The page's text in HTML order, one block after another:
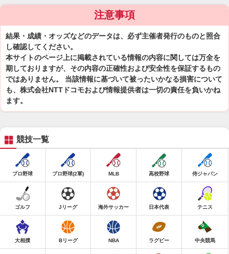
注意事項
結果・成績・オッズなどのデータは、必ず主催者発行のものと照合
し確認してください。
本サイトのページ上に掲載されている情報の内容に関しては万全を
期しておりますが、その内容の正確性および安全性を保証するもの
ではありません。 当該情報に基づいて被ったいかなる損害について
も、株式会社NTTドコモおよび情報提供者は一切の責任を負いかね
ます。
競技一覧
プロ野球 プロ野球(2軍) MLB 高校野球 侍ジャパン
ゴルフ Jリーグ 海外サッカー 日本代表 テニス
大相撲 Bリーグ NBA ラグビー 中央競馬